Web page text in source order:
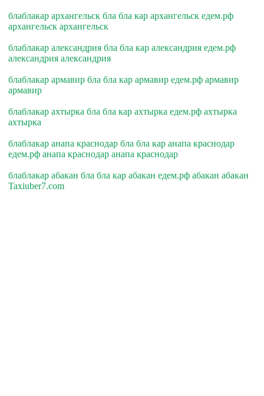
блаблакар архангельск бла бла кар архангельск едем.рф
архангельск архангельск
блаблакар александрия бла бла кар александрия едем.рф
александрия александрия
блаблакар армавир бла бла кар армавир едем.рф армавир
армавир
блаблакар ахтырка бла бла кар ахтырка едем.рф ахтырка
ахтырка
блаблакар анапа краснодар бла бла кар анапа краснодар
едем.рф анапа краснодар анапа краснодар
блаблакар абакан бла бла кар абакан едем.рф абакан абакан
Taxiuber7.com